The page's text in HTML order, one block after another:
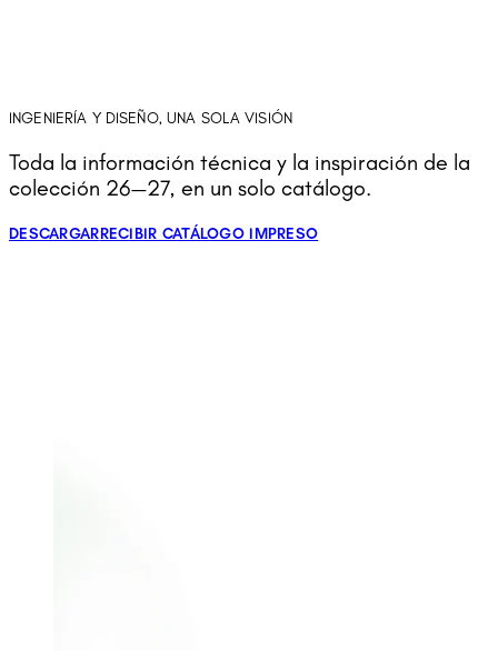
INGENIERÍA Y DISEÑO, UNA SOLA VISIÓN
Toda la información técnica y la inspiración de la
colección 26—27, en un solo catálogo.
DESCARGARRECIBIR CATÁLOGO IMPRESO